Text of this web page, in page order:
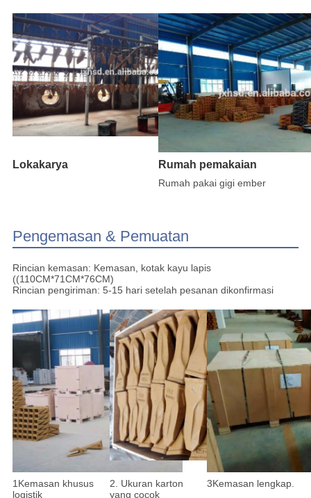
Lokakarya Rumah pemakaian
Rumah pakai gigi ember
Pengemasan & Pemuatan
Rincian kemasan: Kemasan, kotak kayu lapis
((110CM*71CM*76CM)
Rincian pengiriman: 5-15 hari setelah pesanan dikonfirmasi
1Kemasan khusus
logistik
2. Ukuran karton
yang cocok
3Kemasan lengkap.